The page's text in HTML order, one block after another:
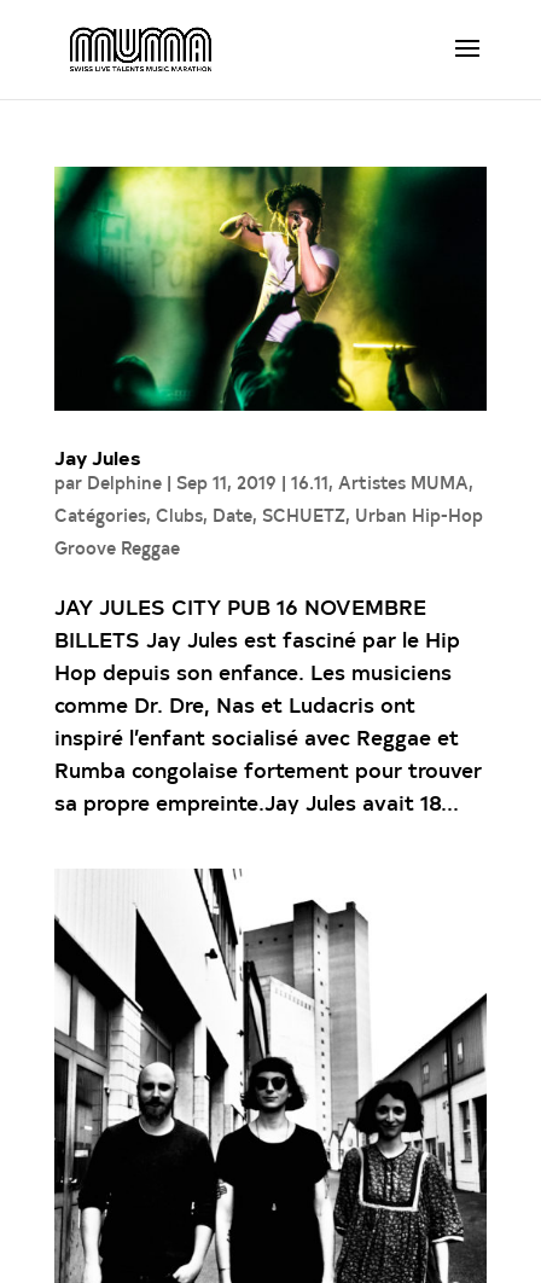
Jay Jules
par Delphine| Sep 11, 2019 | 16.11, Artistes MUMA,
Catégories, Clubs, Date, SCHUETZ, Urban Hip-Hop
Groove Reggae
JAY JULES CITY PUB 16 NOVEMBRE
BILLETS Jay Jules est fasciné par le Hip
Hop depuis son enfance. Les musiciens
comme Dr. Dre, Nas et Ludacris ont
inspiré l’enfant socialisé avec Reggae et
Rumba congolaise fortement pour trouver
sa propre empreinte.Jay Jules avait 18...